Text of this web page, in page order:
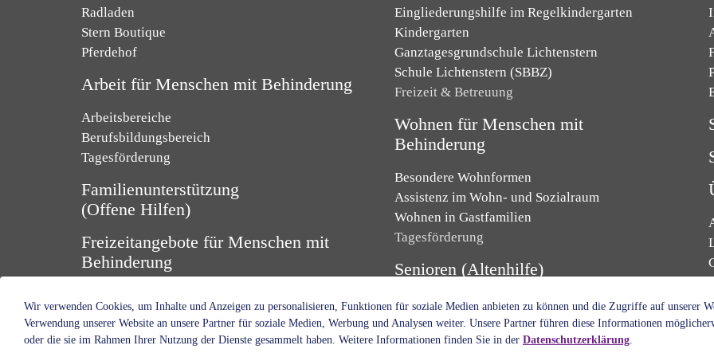
Radladen
Stern Boutique
Pferdehof
Arbeit für Menschen mit Behinderung
Arbeitsbereiche
Berufsbildungsbereich
Tagesförderung
Familienunterstützung
(Offene Hilfen)
Freizeitangebote für Menschen mit
Behinderung
Eingliederungshilfe im Regelkindergarten
Kindergarten
Ganztagesgrundschule Lichtenstern
Schule Lichtenstern (SBBZ)
Freizeit & Betreuung
Wohnen für Menschen mit
Behinderung
Besondere Wohnformen
Assistenz im Wohn- und Sozialraum
Wohnen in Gastfamilien
Tagesförderung
Senioren (Altenhilfe)
Senioren- und Pflegeheim
Kurzzeitpflege
Tagespflege
Wir verwenden Cookies, um Inhalte und Anzeigen zu personalisieren, Funktionen für soziale Medien anbieten zu können und die Zugriffe auf unserer
Verwendung unserer Website an unsere Partner für soziale Medien, Werbung und Analysen weiter. Unsere Partner führen diese Informationen
oder die sie im Rahmen Ihrer Nutzung der Dienste gesammelt haben. Weitere Informationen finden Sie in der Datenschutzerklärung.